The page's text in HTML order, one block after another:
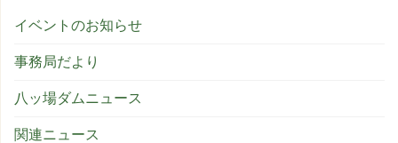
イベントのお知らせ
事務局だより
八ッ場ダムニュース
関連ニュース